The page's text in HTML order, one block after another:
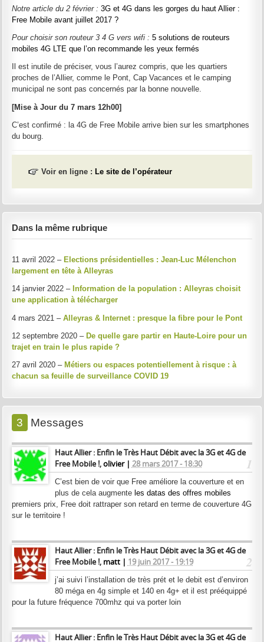
Notre article du 2 février :3G et 4G dans les gorges du haut Allier :
Free Mobile avant juillet 2017 ?
Pour choisir son routeur 3 4 G vers wifi : 5 solutions de routeurs
mobiles 4G LTE que l’on recommande les yeux fermés
Il est inutile de préciser, vous l’aurez compris, que les quartiers
proches de l’Allier, comme le Pont, Cap Vacances et le camping
municipal ne sont pas concernés par la bonne nouvelle.
[Mise à Jour du 7 mars 12h00]
C’est confirmé : la 4G de Free Mobile arrive bien sur les smartphones
du bourg.
Voir en ligne : Le site de l’opérateur
Dans la même rubrique
11 avril 2022 – Elections présidentielles : Jean-Luc Mélenchon
largement en tête à Alleyras
14 janvier 2022 – Information de la population : Alleyras choisit
une application à télécharger
4 mars 2021 –Alleyras & Internet : presque la fibre pour le Pont
12 septembre 2020 – De quelle gare partir en Haute-Loire pour un
trajet en train le plus rapide ?
27 avril 2020 – Métiers ou espaces potentiellement à risque : à
chacun sa feuille de surveillance COVID 19
3 Messages
Haut Allier : Enfin le Très Haut Débit avec la 3G et 4G de
Free Mobile !,olivier | 28 mars 2017 - 18:30 1
C’est bien de voir que Free améliore la couverture et en
plus de cela augmente les datas des offres mobiles
premiers prix, Free doit rattraper son retard en terme de couverture 4G
sur le territoire !
Haut Allier : Enfin le Très Haut Débit avec la 3G et 4G de
Free Mobile !, matt | 19 juin 2017 - 19:19 2
j’ai suivi l’installation de très prét et le debit est d’environ
80 méga en 4g simple et 140 en 4g+ et il est prééquippé
pour la future fréquence 700mhz qui va porter loin
Haut Allier : Enfin le Très Haut Débit avec la 3G et 4G de